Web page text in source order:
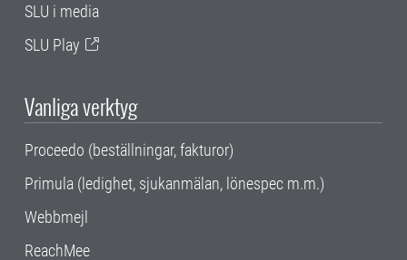
SLU i media
SLU Play
Vanliga verktyg
Proceedo (beställningar, fakturor)
Primula (ledighet, sjukanmälan, lönespec m.m.)
Webbmejl
ReachMee